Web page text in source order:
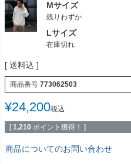
Mサイズ
残りわずか
Lサイズ
在庫切れ
送料込
商品番号 773062503
¥24,200税込
[ 1,210 ポイント獲得！ ]
商品についてのお問い合わせ